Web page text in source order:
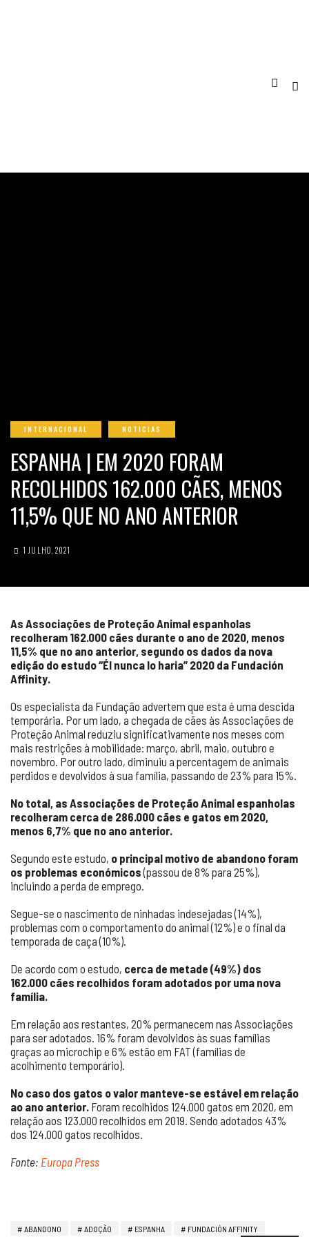
INTERNACIONAL NOTICIAS
ESPANHA | EM 2020 FORAM
RECOLHIDOS 162.000 CÃES, MENOS
11,5% QUE NO ANO ANTERIOR
1 JULHO, 2021
As Associações de Proteção Animal espanholas
recolheram 162.000 cães durante o ano de 2020, menos
11,5% que no ano anterior, segundo os dados da nova
edição do estudo “Él nunca lo haria” 2020 da Fundación
Affinity.
Os especialista da Fundação advertem que esta é uma descida
temporária. Por um lado, a chegada de cães às Associações de
Proteção Animal reduziu significativamente nos meses com
mais restrições à mobilidade: março, abril, maio, outubro e
novembro. Por outro lado, diminuiu a percentagem de animais
perdidos e devolvidos à sua família, passando de 23% para 15%.
No total, as Associações de Proteção Animal espanholas
recolheram cerca de 286.000 cães e gatos em 2020,
menos 6,7% que no ano anterior.
Segundo este estudo, o principal motivo de abandono foram
os problemas económicos(passou de 8% para 25%),
incluindo a perda de emprego.
Segue-se o nascimento de ninhadas indesejadas (14%),
problemas com o comportamento do animal (12%) e o final da
temporada de caça (10%).
De acordo com o estudo, cerca de metade (49%) dos
162.000 cães recolhidos foram adotados por uma nova
família.
Em relação aos restantes, 20% permanecem nas Associações
para ser adotados. 16% foram devolvidos às suas famílias
graças ao microchip e 6% estão em FAT (famílias de
acolhimento temporário).
No caso dos gatos o valor manteve-se estável em relação
ao ano anterior. Foram recolhidos 124.000 gatos em 2020, em
relação aos 123.000 recolhidos em 2019. Sendo adotados 43%
dos 124.000 gatos recolhidos.
Fonte: Europa Press
ABANDONO ADOÇÃO ESPANHA
FUNDACIÓN AFFINITY